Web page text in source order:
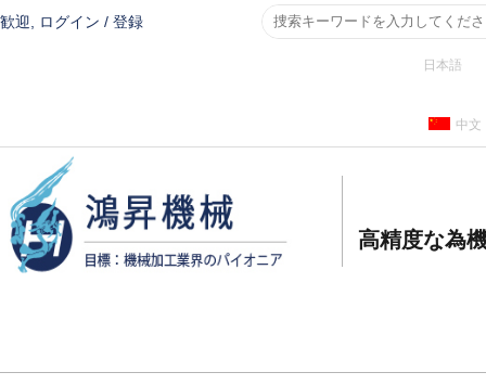
歓迎, ログイン / 登録
日本語
中文
高精度な為